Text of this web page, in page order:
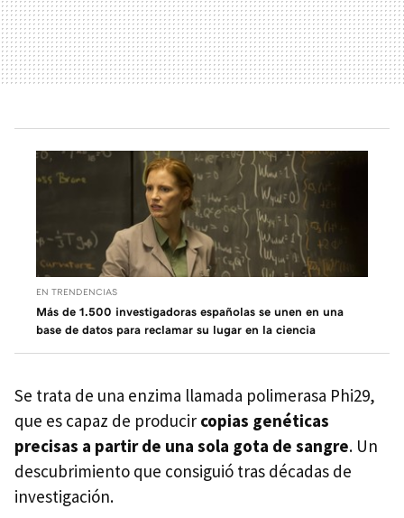
EN TRENDENCIAS
Más de 1.500 investigadoras españolas se unen en una
base de datos para reclamar su lugar en la ciencia
Se trata de una enzima llamada polimerasa Phi29,
que es capaz de producir copias genéticas
precisas a partir de una sola gota de sangre. Un
descubrimiento que consiguió tras décadas de
investigación.